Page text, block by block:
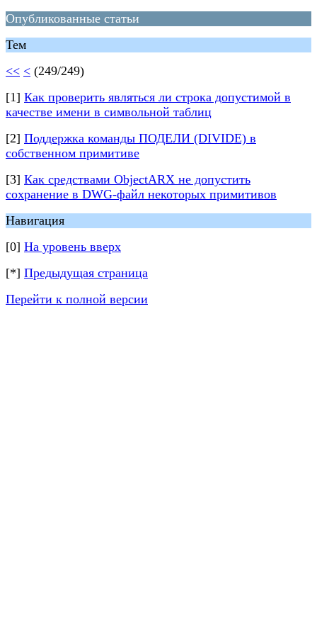
Опубликованные статьи
Тем
<< < (249/249)
[1] Как проверить являться ли строка допустимой в
качестве имени в символьной таблиц
[2] Поддержка команды ПОДЕЛИ (DIVIDE) в
собственном примитиве
[3] Как средствами ObjectARX не допустить
сохранение в DWG-файл некоторых примитивов
Навигация
[0] На уровень вверх
[*] Предыдущая страница
Перейти к полной версии